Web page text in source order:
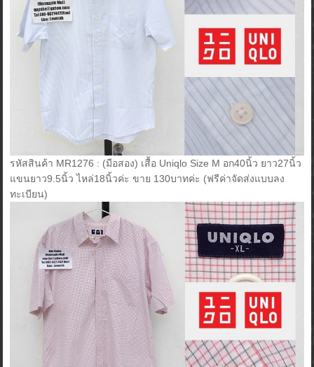
รหัสสินค้า MR1276 : (มือสอง) เสื้อ Uniqlo Size M อก40นิ้ว ยาว27นิ้ว
แขนยาว9.5นิ้ว ไหล่18นิ้วค่ะ ขาย 130บาทค่ะ (ฟรีค่าจัดส่งแบบลง
ทะเบียน)